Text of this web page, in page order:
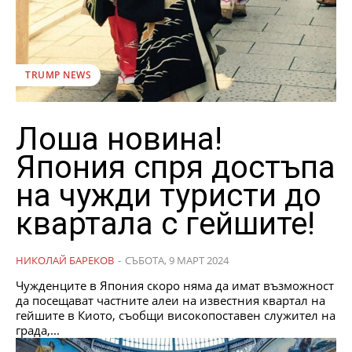
TRUMP NEWS
Лоша новина!
Япония спря достъпа
на чужди туристи до
квартала с гейшите!
НИКОЛАЙ БАРЕКОВ - СЪБОТА, 9 МАРТ 2024
Чужденците в Япония скоро няма да имат възможност
да посещават частните алеи на известния квартал на
гейшите в Киото, съобщи високопоставен служител на
града,...